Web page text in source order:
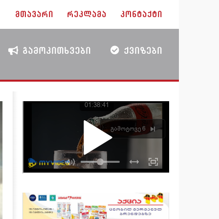
ᲛᲗᲐᲕᲐᲠᲘ ᲠᲔᲙᲚᲐᲛᲐ ᲙᲝᲜᲢᲐᲥᲢᲘ
ᲒᲐᲛᲝᲙᲘᲗᲮᲕᲔᲑᲘ ᲥᲕᲘᲖᲔᲑᲘ